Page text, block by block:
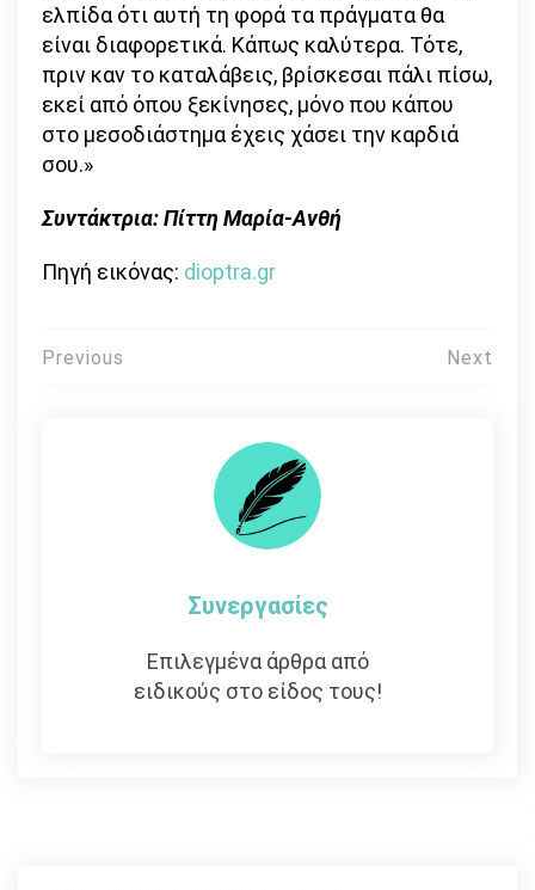
ελπίδα ότι αυτή τη φορά τα πράγματα θα
είναι διαφορετικά. Κάπως καλύτερα. Τότε,
πριν καν το καταλάβεις, βρίσκεσαι πάλι πίσω,
εκεί από όπου ξεκίνησες, μόνο που κάπου
στο μεσοδιάστημα έχεις χάσει την καρδιά
σου.»
Συντάκτρια:Πίττη Μαρία-Ανθή
Πηγή εικόνας: dioptra.gr
Πλοήγηση
Previous Next
Συνεργασίες
Επιλεγμένα άρθρα από
ειδικούς στο είδος τους!